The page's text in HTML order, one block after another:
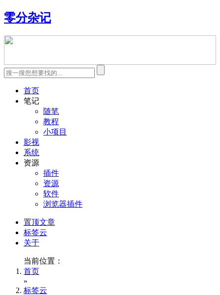
零分杂记
首页
笔记
随笔
教程
小项目
影视
系统
资源
插件
资源
软件
浏览器插件
置顶文章
标签云
关于
当前位置：
首页
»
标签云